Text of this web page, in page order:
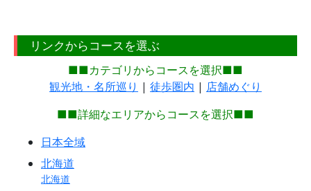
リンクからコースを選ぶ
■■カテゴリからコースを選択■■
観光地・名所巡り | 徒歩圏内 | 店舗めぐり
■■詳細なエリアからコースを選択■■
日本全域
北海道
北海道